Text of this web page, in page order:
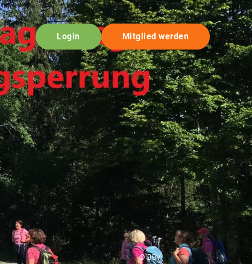
Login Mitglied werden
© BBV